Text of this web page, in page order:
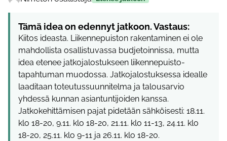
Tämä idea on edennyt jatkoon. Vastaus:
Kiitos ideasta. Liikennepuiston rakentaminen ei ole
mahdollista osallistuvassa budjetoinnissa, mutta
idea etenee jatkojalostukseen liikennepuisto-
tapahtuman muodossa. Jatkojalostuksessa idealle
laaditaan toteutussuunnitelma ja talousarvio
yhdessä kunnan asiantuntijoiden kanssa.
Jatkokehittämisen pajat pidetään sähköisesti: 18.11.
klo 18-20, 9.11. klo 18-20, 21.11. klo 11-13, 24.11. klo
18-20, 25.11. klo 9-11 ja 26.11. klo 18-20.